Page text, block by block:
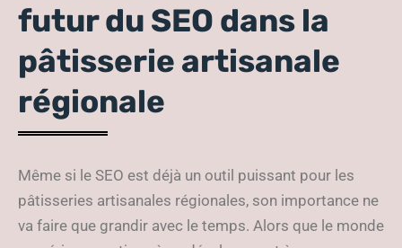
futur du SEO dans la
pâtisserie artisanale
régionale
Même si le SEO est déjà un outil puissant pour les
pâtisseries artisanales régionales, son importance ne
va faire que grandir avec le temps. Alors que le monde